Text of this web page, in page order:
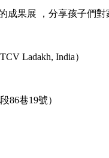
成果展 ，分享孩子們
Ladakh, India）
86巷19號）